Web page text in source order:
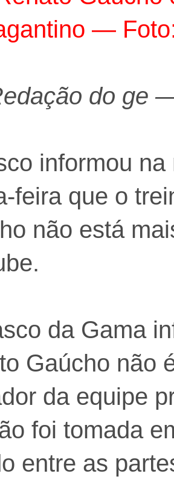
—
do ge
informou
feira que o
não está
da Gama
Gaúcho não
da equipe
foi tomada
entre as